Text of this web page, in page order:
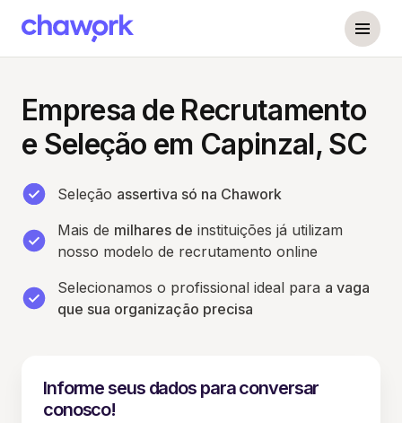
Empresa de Recrutamento
e Seleção em Capinzal, SC
Seleção assertiva só na Chawork
Mais de milhares de instituições já utilizam
nosso modelo de recrutamento online
Selecionamos o profissional ideal para a vaga
que sua organização precisa
Informe seus dados para conversar
conosco!